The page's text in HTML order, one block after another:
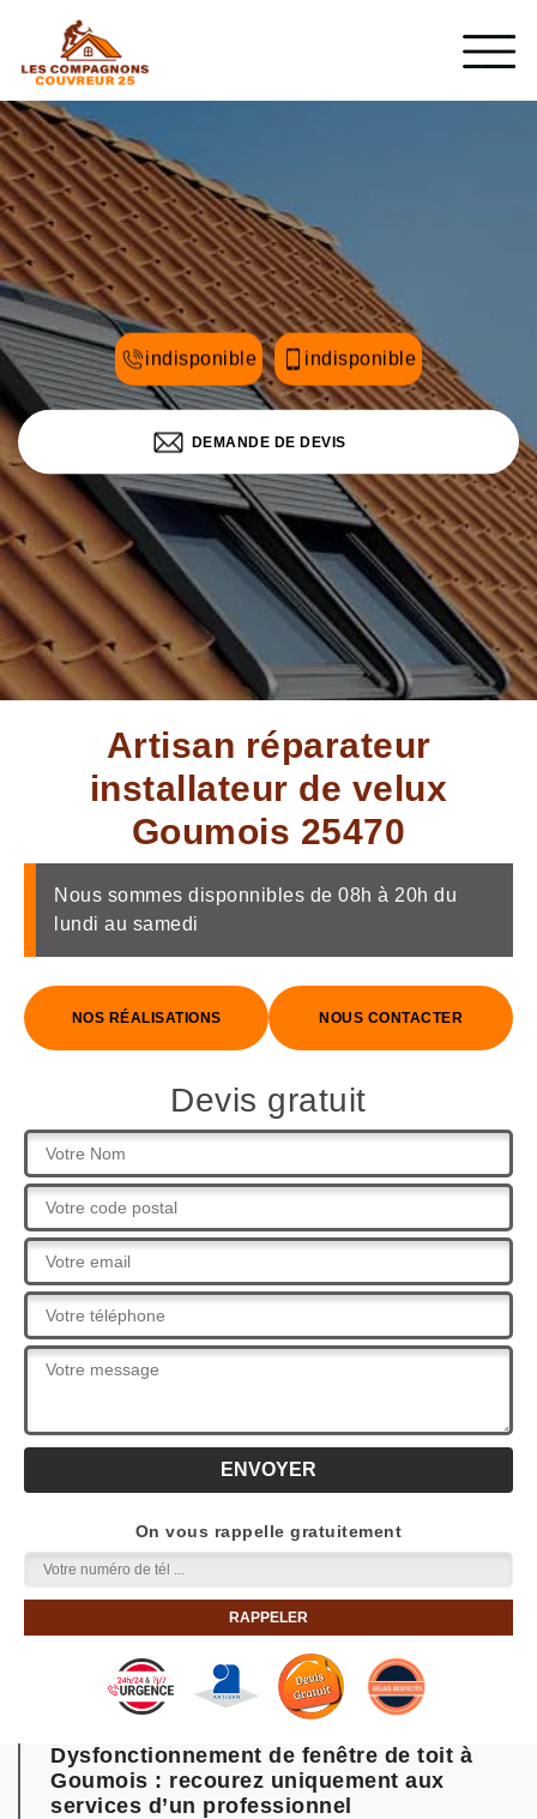
indisponible indisponible
DEMANDE DE DEVIS
Artisan réparateur
installateur de velux
Goumois 25470
Nous sommes disponnibles de 08h à 20h du
lundi au samedi
NOS RÉALISATIONS NOUS CONTACTER
Devis gratuit
On vous rappelle gratuitement
Dysfonctionnement de fenêtre de toit à
Goumois : recourez uniquement aux
services d’un professionnel